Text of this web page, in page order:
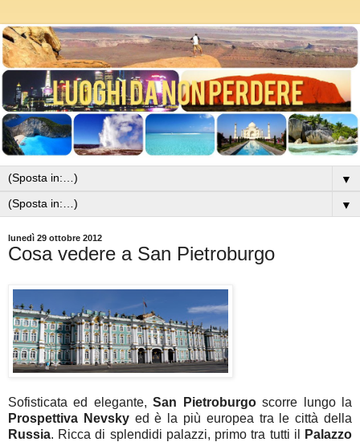
▼
▼
lunedì 29 ottobre 2012
Cosa vedere a San Pietroburgo
Sofisticata ed elegante,San Pietroburgoscorre lungo la
Prospettiva Nevskyed è la più europea tra le città della
Russia. Ricca di splendidi palazzi, primo tra tutti il
Palazzo